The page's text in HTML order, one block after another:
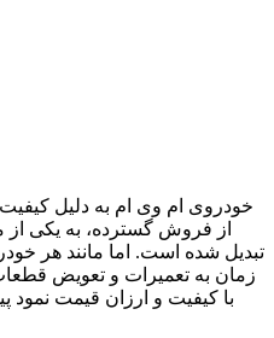
خودروی ام وی ام به دلیل
از فروش گسترده، به یکی از
تبدیل شده است. اما مانند هر
زمان به تعمیرات و تعویض